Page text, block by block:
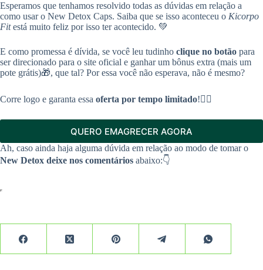
Esperamos que tenhamos resolvido todas as dúvidas em relação a
como usar o New Detox Caps. Saiba que se isso aconteceu o Kicorpo
Fitestá muito feliz por isso ter acontecido. 💚
E como promessa é dívida, se você leu tudinho clique no botão para
ser direcionado para o site oficial e ganhar um bônus extra (mais um
pote grátis)🎁, que tal? Por essa você não esperava, não é mesmo?
Corre logo e garanta essa oferta por tempo limitado!🏃‍♀️
QUERO EMAGRECER AGORA
Ah, caso ainda haja alguma dúvida em relação ao modo de tomar o
New Detox deixe nos comentários abaixo:👇